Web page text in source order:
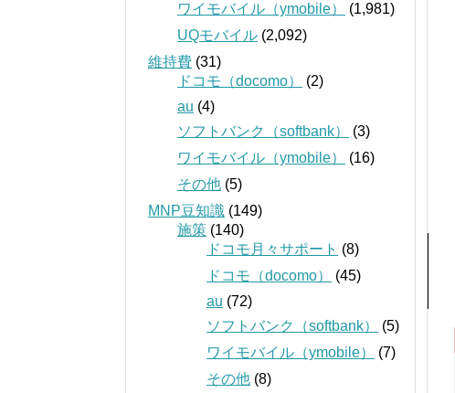
ワイモバイル（ymobile）
(1,981)
UQモバイル (2,092)
維持費 (31)
ドコモ（docomo）
(2)
au (4)
ソフトバンク（softbank）
(3)
ワイモバイル（ymobile）
(16)
その他 (5)
MNP豆知識 (149)
施策 (140)
ドコモ月々サポート (8)
ドコモ（docomo）
(45)
au (72)
ソフトバンク（softbank）
(5)
ワイモバイル（ymobile）
(7)
その他 (8)